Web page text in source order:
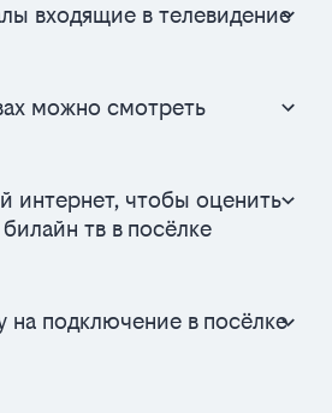
входящие в телевидение
можно смотреть
интернет, чтобы оценить
тв в посёлке
на подключение в посёлке